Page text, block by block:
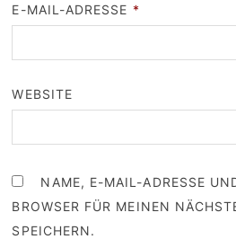
E-MAIL-ADRESSE *
WEBSITE
NAME, E-MAIL-ADRESSE
BROWSER FÜR MEINEN
SPEICHERN.